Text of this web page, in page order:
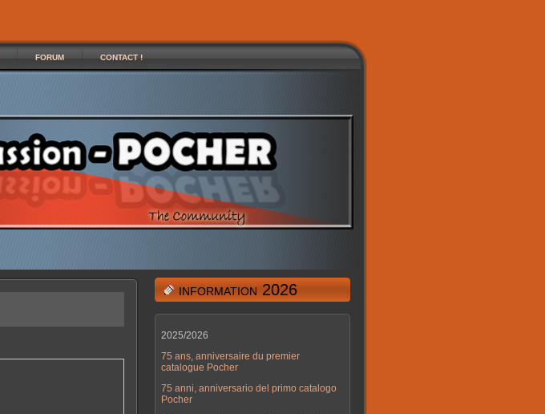
FORUM CONTACT !
information 2026
2025/2026
75 ans, anniversaire du premier
catalogue Pocher
75 anni, anniversario del primo catalogo
Pocher